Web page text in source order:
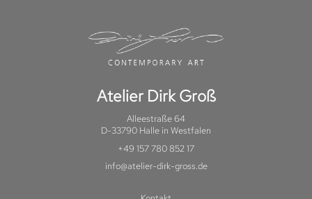
Atelier Dirk Groß
Alleestraße 64
D-33790 Halle in Westfalen
+49 157 780 852 17
info@atelier-dirk-gross.de